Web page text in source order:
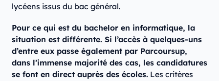
lycéens issus du bac général.
Pour ce qui est du bachelor en informatique, la
situation est différente. Si l’accès à quelques-uns
d’entre eux passe également par Parcoursup,
dans l’immense majorité des cas, les candidatures
se font en direct auprès des écoles. Les critères